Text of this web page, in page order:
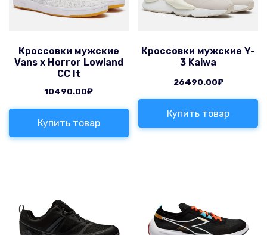
Кроссовки мужские
Vans x Horror Lowland
CC It
10490.00₽
Купить товар
Кроссовки мужские Y-
3 Kaiwa
26490.00₽
Купить товар